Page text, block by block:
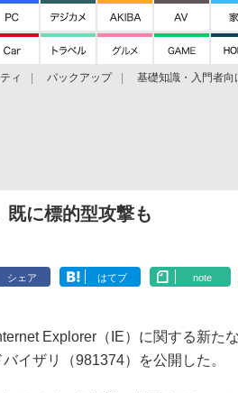
ィ バックアップ 基礎知識・入門者向
既に標的型攻撃も
シェア はてブ note
Explorer（IE）に関する新た
イザリ（981374）を公開した。